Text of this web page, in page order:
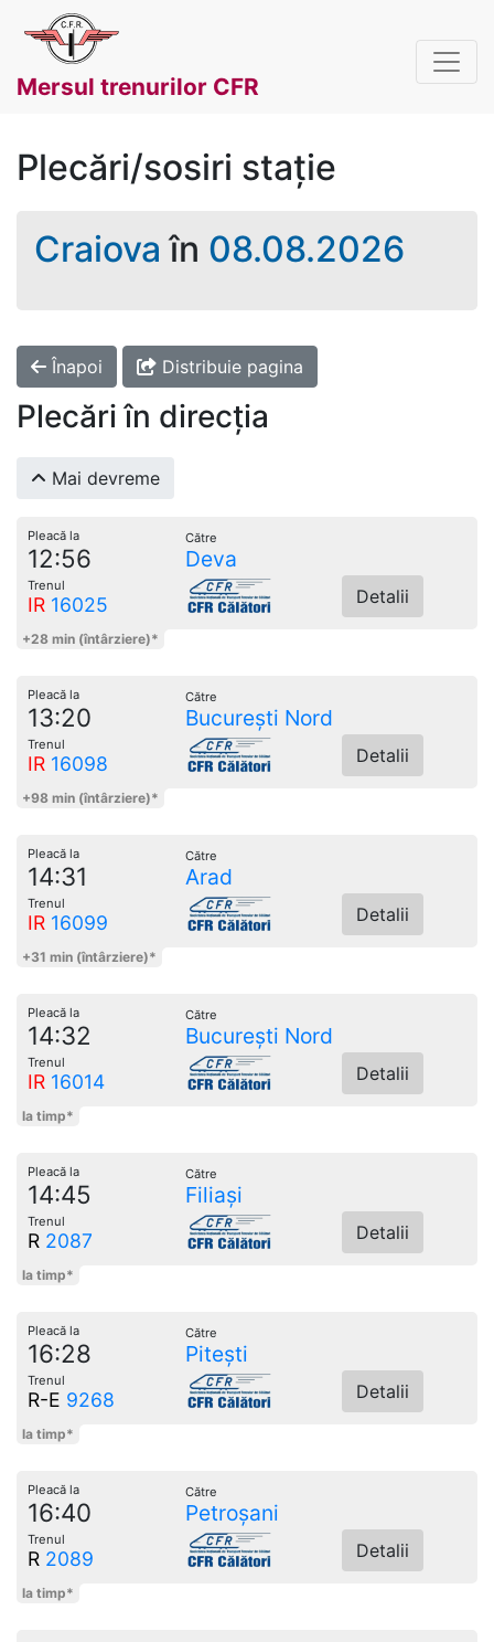
Mersul trenurilor CFR
Plecări/sosiri stație
Craiova în 08.08.2026
Înapoi Distribuie pagina
Plecări în direcția
Mai devreme
Pleacă la
12:56
Către
Deva
Trenul
IR 16025 Detalii
+28 min (întârziere)*
Pleacă la
13:20
Către
București Nord
Trenul
IR 16098 Detalii
+98 min (întârziere)*
Pleacă la
14:31
Către
Arad
Trenul
IR 16099 Detalii
+31 min (întârziere)*
Pleacă la
14:32
Către
București Nord
Trenul
IR 16014 Detalii
la timp*
Pleacă la
14:45
Către
Filiași
Trenul
R 2087 Detalii
la timp*
Pleacă la
16:28
Către
Pitești
Trenul
R-E 9268 Detalii
la timp*
Pleacă la
16:40
Către
Petroșani
Trenul
R 2089 Detalii
la timp*